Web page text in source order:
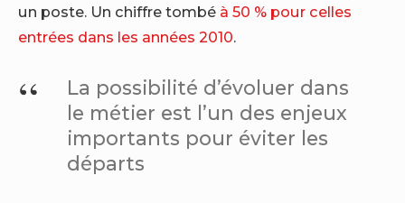
un poste. Un chiffre tombé à 50 % pour celles
entrées dans les années 2010.
La possibilité d’évoluer dans
le métier est l’un des enjeux
importants pour éviter les
départs